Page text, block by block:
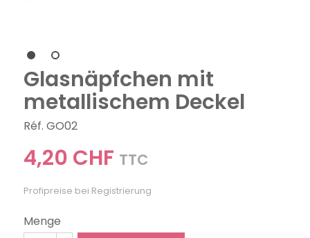
Glasnäpfchen mit
metallischem Deckel
Réf. GO02
4,20 CHF TTC
Profipreise bei Registrierung
Menge